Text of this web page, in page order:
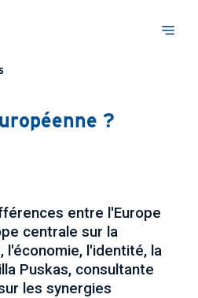
?
entre l'Europe
centrale sur la
l'économie, l'identité, la
Puskas, consultante
les synergies